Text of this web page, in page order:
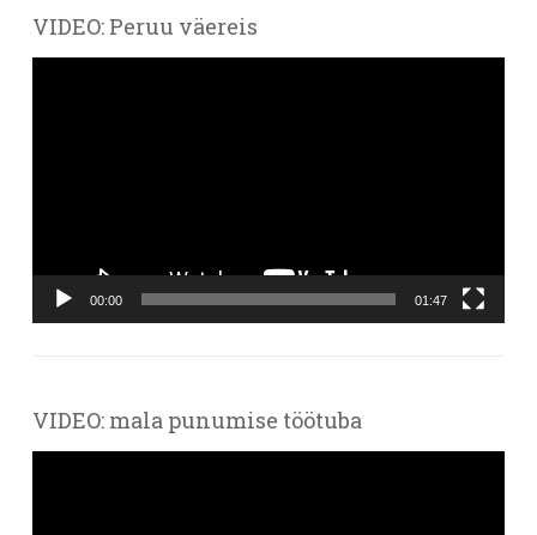
VIDEO: Peruu väereis
00:00 01:47
VIDEO: mala punumise töötuba